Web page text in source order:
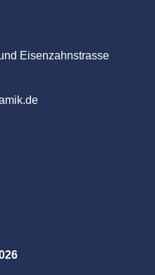
Eisenzahnstrasse